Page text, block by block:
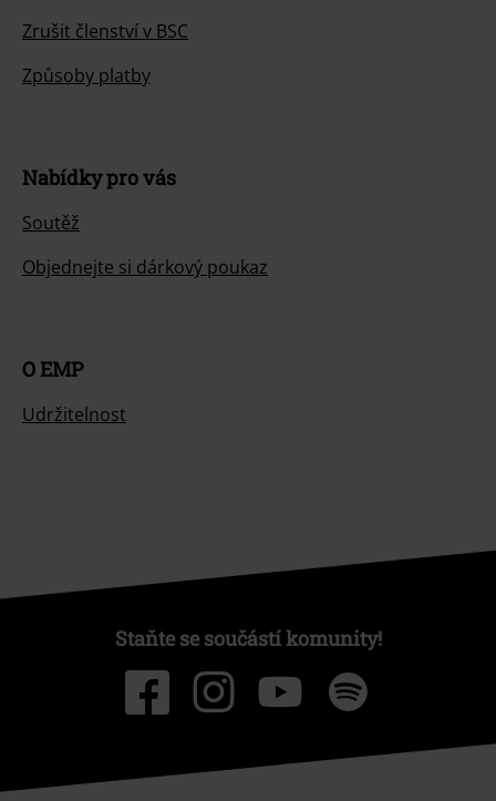
Zrušit členství v BSC
Způsoby platby
Nabídky pro vás
Soutěž
Objednejte si dárkový poukaz
O EMP
Udržitelnost
Staňte se součástí komunity!